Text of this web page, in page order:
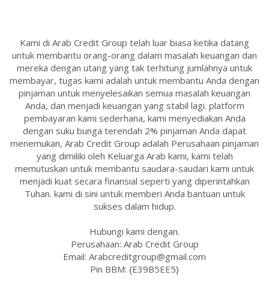
Kami di Arab Credit Group telah luar biasa ketika datang
untuk membantu orang-orang dalam masalah keuangan dan
mereka dengan utang yang tak terhitung jumlahnya untuk
membayar, tugas kami adalah untuk membantu Anda dengan
pinjaman untuk menyelesaikan semua masalah keuangan
Anda, dan menjadi keuangan yang stabil lagi. platform
pembayaran kami sederhana, kami menyediakan Anda
dengan suku bunga terendah 2% pinjaman Anda dapat
menemukan, Arab Credit Group adalah Perusahaan pinjaman
yang dimiliki oleh Keluarga Arab kami, kami telah
memutuskan untuk membantu saudara-saudari kami untuk
menjadi kuat secara finansial seperti yang diperintahkan
Tuhan. kami di sini untuk memberi Anda bantuan untuk
sukses dalam hidup.
Hubungi kami dengan.
Perusahaan: Arab Credit Group
Email: Arabcreditgroup@gmail.com
Pin BBM: {E39B5EE5}